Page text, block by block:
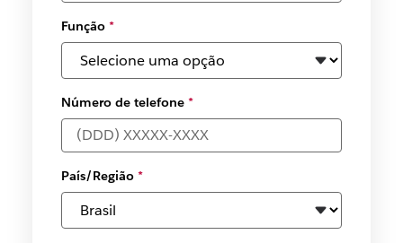
Função*
Número de telefone*
País/Região*